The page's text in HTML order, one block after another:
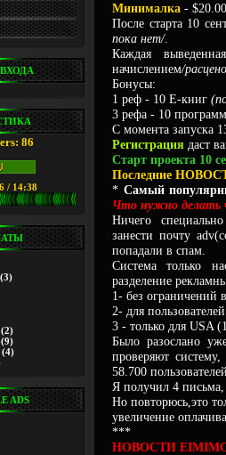
86
/ 14:38
(3)
(2)
(9)
(4)
ADS
Минималка -
После старта 10
пока нет/.
Каждая
начислением/
Бонусы:
1 реф - 10 Е-книг
3 рефа - 10
С момента запуска
Регистрация даст
Старт проекта 10
Последние
* Самый
Что нужно делать
Ничего
занести почту
попадали в спам.
Система только
разделение
1- без ограничений
2- для
3 - только для USA
Было разослано
проверяют
58.700
Я получил 4 письма,
Но повторюсь,это
увеличение
***
НОВОСТИ EIMIMO